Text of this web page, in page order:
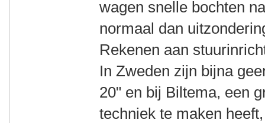
wagen snelle bochten
normaal dan
Rekenen aan
In Zweden zijn bijna
20" en bij Biltema, een
techniek te maken